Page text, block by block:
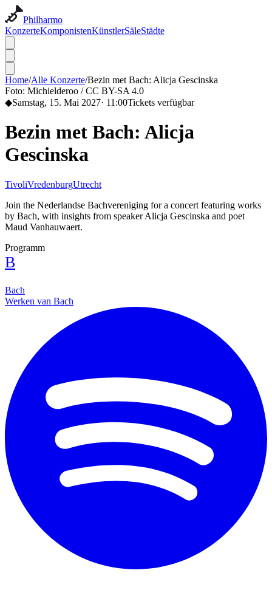
Philharmo
KonzerteKomponistenKünstlerSäleStädte
Home/Alle Konzerte/Bezin met Bach: Alicja Gescinska
Foto: Michielderoo / CC BY-SA 4.0
◆Samstag, 15. Mai 2027· 11:00Tickets verfügbar
Bezin met Bach: Alicja
Gescinska
TivoliVredenburgUtrecht
Join the Nederlandse Bachvereniging for a concert featuring works
by Bach, with insights from speaker Alicja Gescinska and poet
Maud Vanhauwaert.
Programm
B
Bach
Werken van Bach